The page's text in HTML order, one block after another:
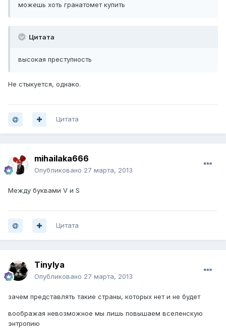
можешь хоть гранатомет купить
Цитата
высокая преступность
Не стыкуется, однако.
Цитата
mihailaka666
Опубликовано 27 марта, 2013
Между буквами V и S
Цитата
Tinylya
Опубликовано 27 марта, 2013
зачем представлять такие страны, которых нет и не будет
воображая невозможное мы лишь повышаем вселенскую
энтропию